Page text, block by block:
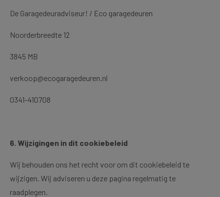
De Garagedeuradviseur! / Eco garagedeuren
Noorderbreedte 12
3845 MB
verkoop@ecogaragedeuren.nl
0341-410708
6. Wijzigingen in dit cookiebeleid
Wij behouden ons het recht voor om dit cookiebeleid te
wijzigen. Wij adviseren u deze pagina regelmatig te
raadplegen.